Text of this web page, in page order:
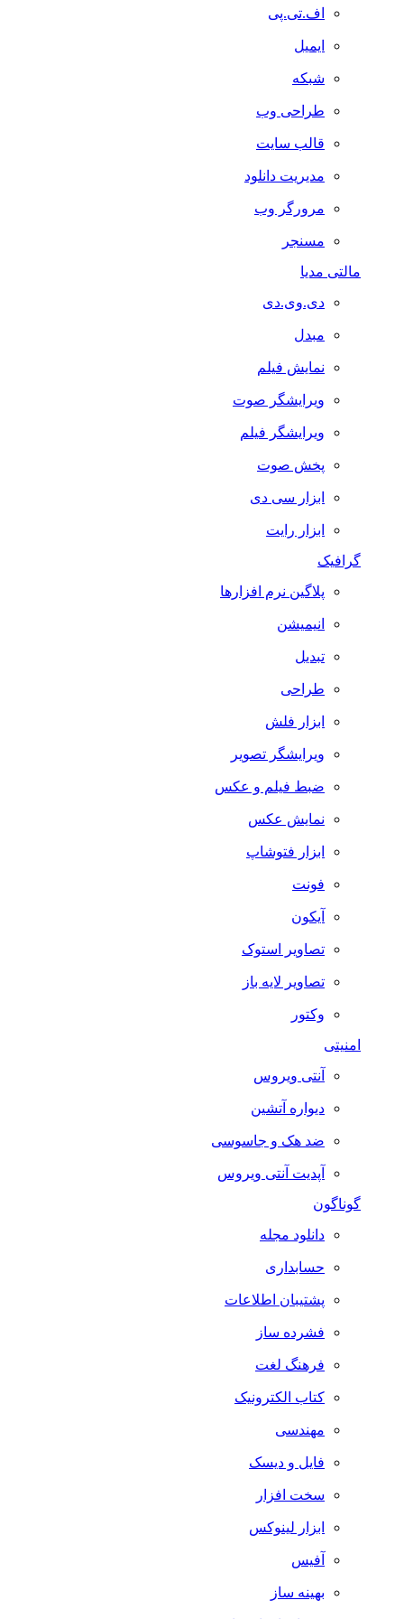
اف.تی.پی
ایمیل
شبکه
طراحی وب
قالب سایت
مدیریت دانلود
مرورگر وب
مسنجر
مالتی مدیا
دی.وی.دی
مبدل
نمایش فیلم
ویرایشگر صوت
ویرایشگر فیلم
پخش صوت
ابزار سی دی
ابزار رایت
گرافیک
پلاگین نرم افزارها
انیمیشن
تبدیل
طراحی
ابزار فلش
ویرایشگر تصویر
ضبط فيلم و عكس
نمایش عکس
ابزار فتوشاپ
فونت
آیکون
تصاویر استوک
تصاویر لایه باز
وکتور
آنتی ویروس
دیواره آتشین
ضد هک و جاسوسی
آپدیت آنتی ویروس
گوناگون
دانلود مجله
حسابداری
پشتیبان اطلاعات
فشرده ساز
فرهنگ لغت
کتاب الکترونیک
مهندسی
فایل و دیسک
سخت افزار
ابزار لینوکس
آفیس
بهینه ساز